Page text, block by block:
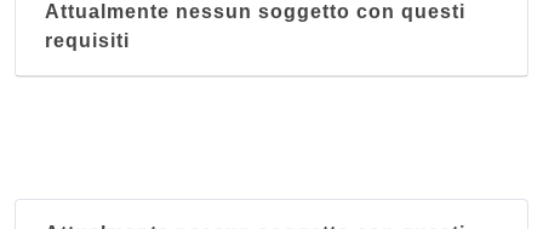
Attualmente nessun soggetto con questi
requisiti